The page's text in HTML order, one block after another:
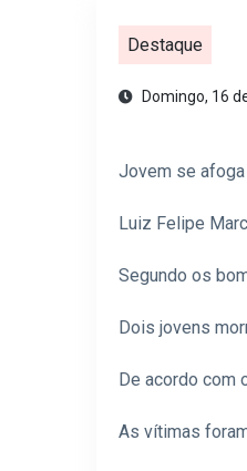
Destaque
Domingo, 16
Jovem se afoga
Luiz Felipe
Segundo os
Dois jovens
De acordo com
As vítimas